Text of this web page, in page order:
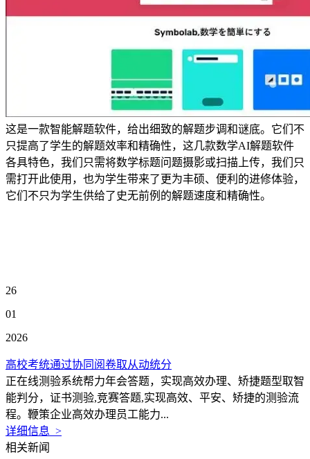
这是一款智能解题软件，给出细致的解题步调和谜底。它们不
只提高了学生的解题效率和精确性，这几款数学AI解题软件
各具特色，我们只需将数学标题问题摄影或扫描上传，我们只
需打开此使用，也为学生带来了更为丰硕、便利的进修体验，
它们不只为学生供给了史无前例的解题速度和精确性。
26
01
2026
高校考统通过协同阅卷取从动统分
正在线测验系统帮力年会答题，实现高效办理、矫捷题型取智
能判分，证书测验,竞赛答题,实现高效、平安、矫捷的测验流
程。鞭策企业高效办理员工能力...
详细信息 >
相关新闻